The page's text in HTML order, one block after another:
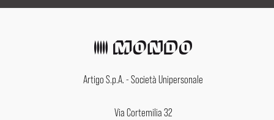
Artigo S.p.A. - Società Unipersonale
Via Cortemilia 32